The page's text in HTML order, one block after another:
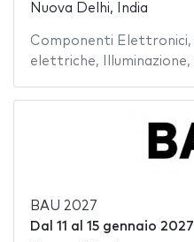
Nuova Delhi, India
Componenti Elettronici,
elettriche, Illuminazione,
BAU 2027
Dal 11 al 15 gennaio 2027